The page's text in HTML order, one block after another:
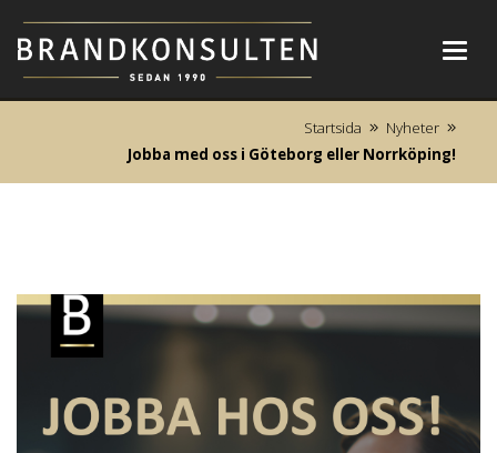
Startsida
Nyheter
Jobba med oss i Göteborg eller Norrköping!